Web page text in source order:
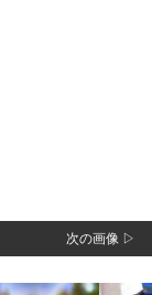
次の画像 ▷